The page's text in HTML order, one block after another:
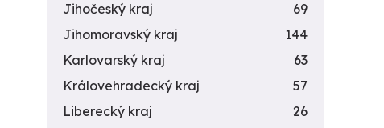
Jihočeský kraj
69
Jihomoravský kraj
144
Karlovarský kraj
63
Královehradecký kraj
57
Liberecký kraj
26